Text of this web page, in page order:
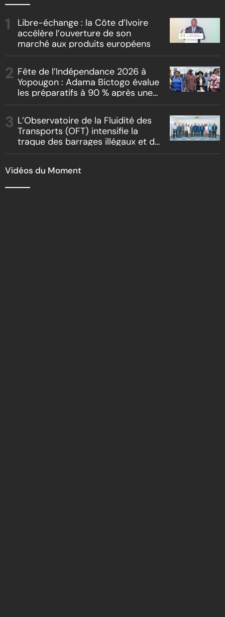
Libre-échange : la Côte d’Ivoire
accélère l’ouverture de son
marché aux produits européens
Fête de l’Indépendance 2026 à
Yopougon : Adama Bictogo évalue
les préparatifs à 90 % après une
L’Observatoire de la Fluidité des
Transports (OFT) intensifie la
traque des barrages illégaux et du
Vidéos du Moment